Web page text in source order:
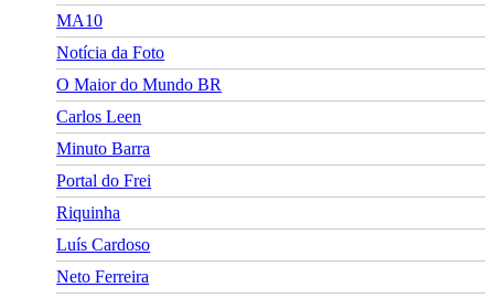
MA10
Notícia da Foto
O Maior do Mundo BR
Carlos Leen
Minuto Barra
Portal do Frei
Riquinha
Luís Cardoso
Neto Ferreira